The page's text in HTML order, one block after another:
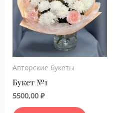
Авторские букеты
Букет №1
5500,00 ₽